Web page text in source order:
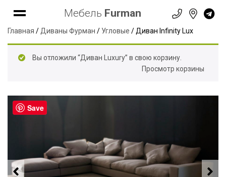
Мебель Furman
Главная / Диваны Фурман / Угловые / Диван Infinity Lux
Вы отложили “Диван Luxury” в свою корзину.
Просмотр корзины
Save